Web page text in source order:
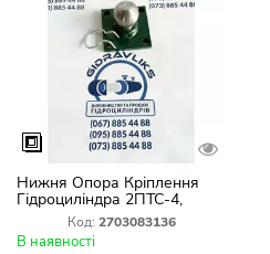
Нижня Опора Кріплення
Гідроциліндра 2ПТС-4,
2ПТС-6, 1ПТС-2 з Шаром
Ø50 ммКод: 2703083136
В наявності